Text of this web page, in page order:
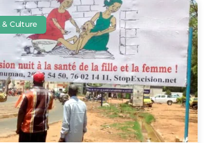
Culture